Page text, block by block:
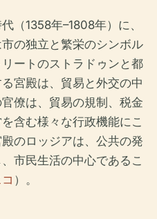
（1358年–1808年）に、
の独立と繁栄のシンボル
ートのストラドゥンと都
宮殿は、貿易と外交の中
僚は、貿易の規制、税金
含む様々な行政機能にこ
のロッジアは、公共の発
市民生活の中心であるこ
）。